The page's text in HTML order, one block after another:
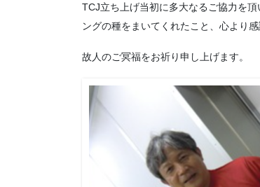
TCJ立ち上げ当初に多大なるご協力を
ングの種をまいてくれたこと、心より感
故人のご冥福をお祈り申し上げます。